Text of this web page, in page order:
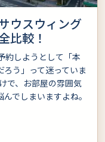
ウスウィング
比較！
約しようとして「本
う」って迷っていま
で、お部屋の雰囲気
でしまいますよね。